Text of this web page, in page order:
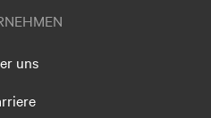
uns